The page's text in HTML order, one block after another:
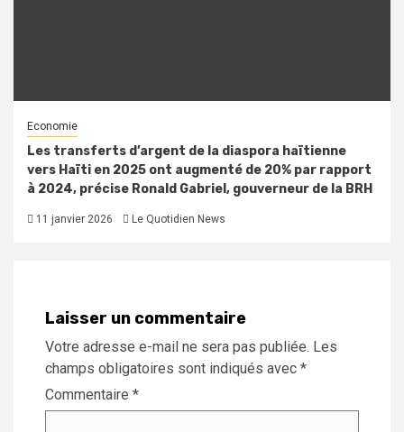
Economie
Les transferts d’argent de la diaspora haïtienne
vers Haïti en 2025 ont augmenté de 20% par rapport
à 2024, précise Ronald Gabriel, gouverneur de la BRH
11 janvier 2026 Le Quotidien News
Laisser un commentaire
Votre adresse e-mail ne sera pas publiée. Les
champs obligatoires sont indiqués avec *
Commentaire *